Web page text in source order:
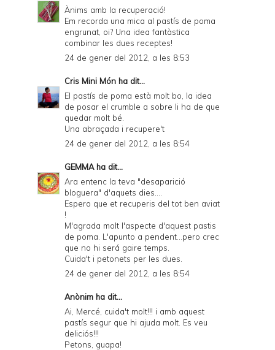
Ànims amb la recuperació!
Em recorda una mica al pastís de poma
engrunat, oi? Una idea fantàstica
combinar les dues receptes!
24 de gener del 2012, a les 8:53
Cris Mini Món ha dit...
El pastís de poma està molt bo, la idea
de posar el crumble a sobre li ha de que
quedar molt bé.
Una abraçada i recupere't
24 de gener del 2012, a les 8:54
GEMMAha dit...
Ara entenc la teva "desaparició
bloguera" d'aquets dies....
Espero que et recuperis del tot ben aviat
!
M'agrada molt l'aspecte d'aquest pastis
de poma. L'apunto a pendent...pero crec
que no hi será gaire temps.
Cuida't i petonets per les dues.
24 de gener del 2012, a les 8:54
Anònim ha dit...
Ai, Mercé, cuida't molt!!! i amb aquest
pastís segur que hi ajuda molt. Es veu
deliciós!!!
Petons, guapa!